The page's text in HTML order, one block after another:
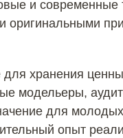
и
хранения
модельеры,
для
опыт